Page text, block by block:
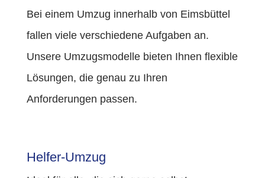
Bei einem Umzug innerhalb von Eimsbüttel
fallen viele verschiedene Aufgaben an.
Unsere Umzugsmodelle bieten Ihnen flexible
Lösungen, die genau zu Ihren
Anforderungen passen.
Helfer-Umzug